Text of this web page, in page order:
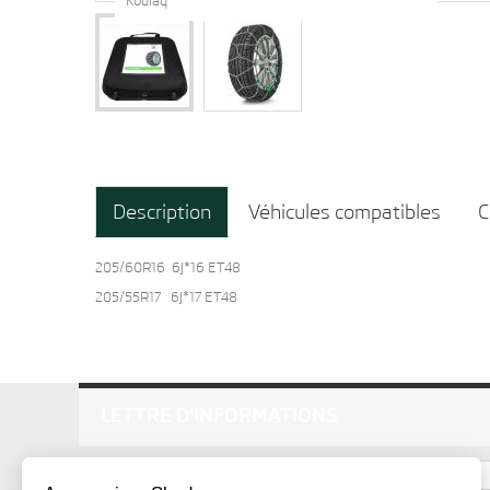
Description Véhicules compatibles
205/60R16 6J*16 ET48
205/55R17 6J*17 ET48